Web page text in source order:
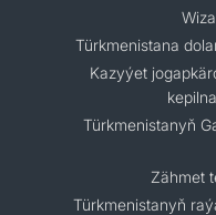
Türkmenistana
Kazyýet
Türkmenistanyň
Zähmet
Türkmenistanyň